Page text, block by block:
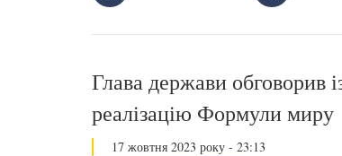
Глава держави обговорив
реалізацію Формули миру
17 жовтня 2023 року - 23:13